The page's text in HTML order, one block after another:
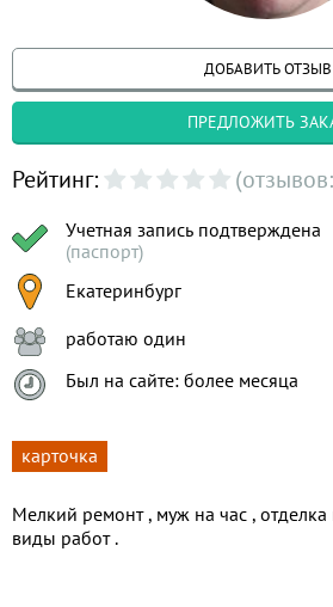
ДОБАВИТЬ ОТЗЫВ
ПРЕДЛОЖИТЬ
Рейтинг:
Учетная запись подтверждена
(паспорт)
Екатеринбург
работаю один
Был на сайте: более месяца
карточка
Мелкий ремонт , муж на час ,
виды работ .